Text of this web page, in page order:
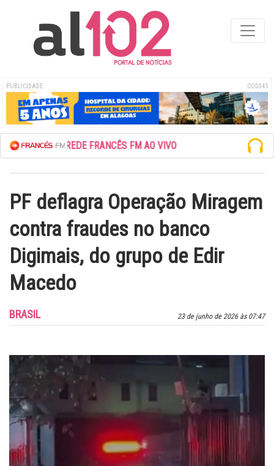
PUBLICIDADE COD345
ESCUTE A REDE FRANCÊS FM AO VIVO
PF deflagra Operação Miragem
contra fraudes no banco
Digimais, do grupo de Edir
Macedo
23 de junho de 2026 às 07:47
BRASIL